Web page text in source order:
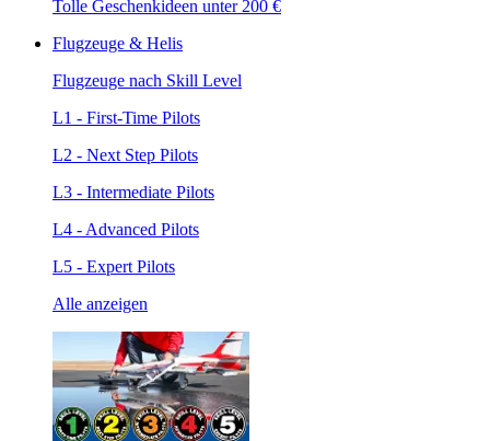
Tolle Geschenkideen unter 200 €
Flugzeuge & Helis
Flugzeuge nach Skill Level
L1 - First-Time Pilots
L2 - Next Step Pilots
L3 - Intermediate Pilots
L4 - Advanced Pilots
L5 - Expert Pilots
Alle anzeigen